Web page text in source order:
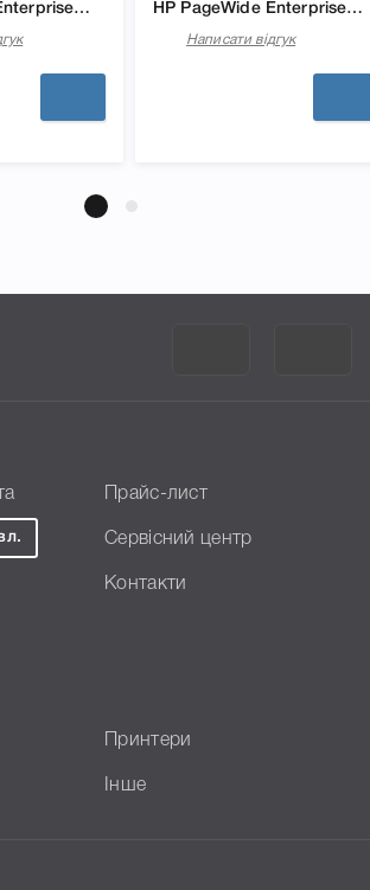
HP PageWide Enterprise
Color 586dn
Написати відгук
Прайс-лист
Сервісний центр
Контакти
Принтери
Інше